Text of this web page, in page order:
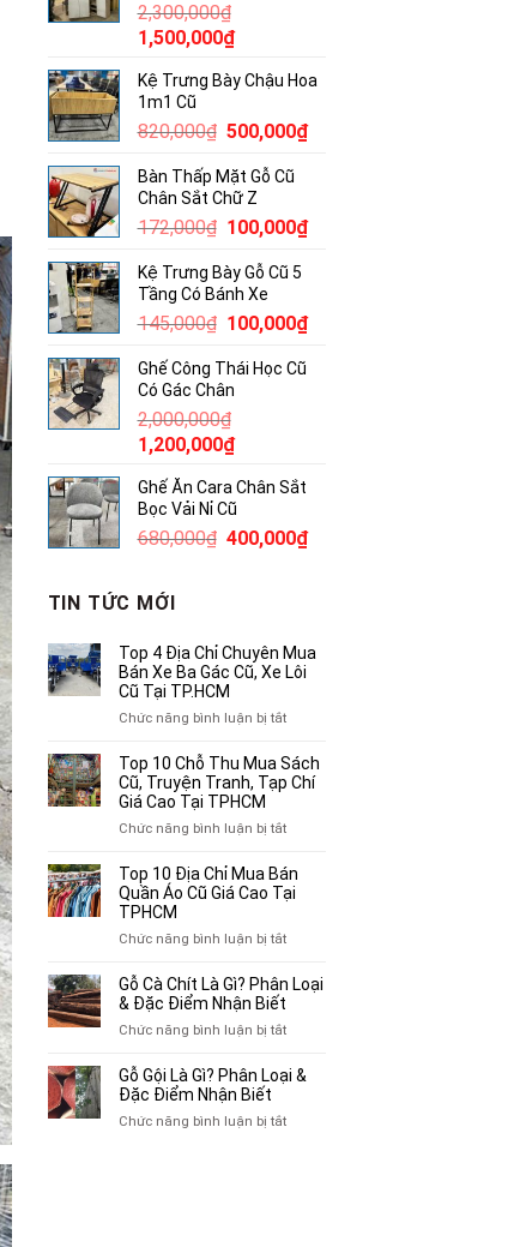
2,300,000₫
Giá
là:
2,300,000₫.
1,500,000₫Giá
tại
1,500,000₫.
Kệ Trưng Bày Chậu Hoa
1m1 Cũ
820,000₫ Giá
là:
820,000₫.
500,000₫Giá
Bàn Thấp Mặt Gỗ Cũ
Chân Sắt Chữ Z
172,000₫ Giá
là:
172,000₫.
100,000₫Giá
Kệ Trưng Bày Gỗ Cũ 5
Tầng Có Bánh Xe
145,000₫ Giá
là:
145,000₫.
100,000₫Giá
Ghế Công Thái Học Cũ
Có Gác Chân
2,000,000₫
Giá
là:
2,000,000₫.
1,200,000₫Giá
tại
là:
1,200,000₫.
Ghế Ăn Cara Chân Sắt
Bọc Vải Nỉ Cũ
680,000₫ Giá
400,000₫Giá
TIN TỨC MỚI
Top 4 Địa Chỉ Chuyên Mua
Bán Xe Ba Gác Cũ, Xe Lôi
Cũ Tại TP.HCM
Chức năng bình luận bị tắtở
4
Địa
Xe
Ba
Cũ,
Lôi
Cũ
Tại
Top 10 Chỗ Thu Mua Sách
Cũ, Truyện Tranh, Tạp Chí
Giá Cao Tại TPHCM
Chức năng bình luận bị tắtở
10
Chỗ
Truyện
Tranh,
Tạp
Giá
Tại
Top 10 Địa Chỉ Mua Bán
Quần Áo Cũ Giá Cao Tại
TPHCM
Chức năng bình luận bị tắtở
10
Địa
Mua
Quần
Cũ
Gỗ Cà Chít Là Gì? Phân Loại
& Đặc Điểm Nhận Biết
Chức năng bình luận bị tắtở
Cà
Gì?
Gỗ Gội Là Gì? Phân Loại &
Đặc Điểm Nhận Biết
Chức năng bình luận bị tắtở